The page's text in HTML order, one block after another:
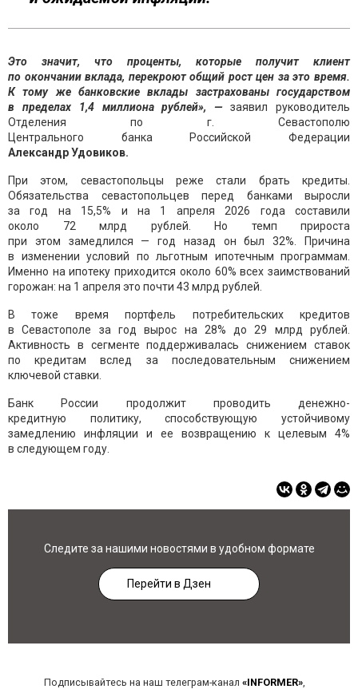
Это значит, что проценты, которые получит клиент
по окончании вклада, перекроют общий рост цен за это время.
К тому же банковские вклады застрахованы государством
в пределах 1,4 миллиона рублей», —заявил руководитель
Отделения по г. Севастополю
Центрального банка Российской Федерации
Александр Удовиков.
При этом, севастопольцы реже стали брать кредиты.
Обязательства севастопольцев перед банками выросли
за год на 15,5% и на 1 апреля 2026 года составили
около 72 млрд рублей. Но темп прироста
при этом замедлился — год назад он был 32%. Причина
в изменении условий по льготным ипотечным программам.
Именно на ипотеку приходится около 60% всех заимствований
горожан: на 1 апреля это почти 43 млрд рублей.
В тоже время портфель потребительских кредитов
в Севастополе за год вырос на 28% до 29 млрд рублей.
Активность в сегменте поддерживалась снижением ставок
по кредитам вслед за последовательным снижением
ключевой ставки.
Банк России продолжит проводить денежно-
кредитную политику, способствующую устойчивому
замедлению инфляции и ее возвращению к целевым 4%
в следующем году.
Следите за нашими новостями в удобном формате
Перейти в Дзен
Подписывайтесь на наш телеграм-канал «INFORMER»,